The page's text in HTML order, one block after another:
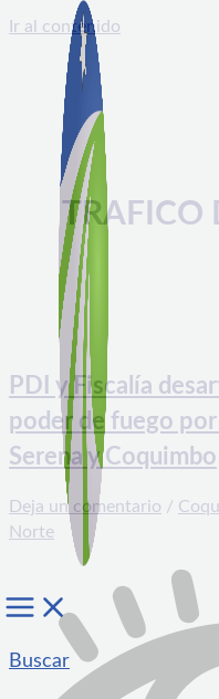
Ir al contenido
Buscar
TRAFICO
PDI y Fiscalía
poder de fuego
Serena y Coquimbo
Deja un comentario /
Norte